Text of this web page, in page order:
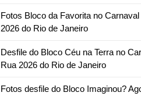
Fotos Bloco da Favorita no
2026 do Rio de Janeiro
Desfile do Bloco Céu na Terra no
Rua 2026 do Rio de Janeiro
Fotos desfile do Bloco Imaginou?